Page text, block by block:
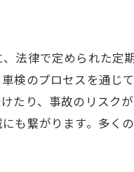
検査項目の詳
車検中に依頼
車検後のフォ
車検にかかる
法律で定められた
検のプロセスを通
たり、事故のリスク
も繋がります。多